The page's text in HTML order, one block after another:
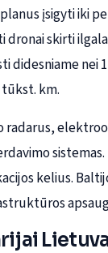
įsigyti iki
skirti
didesniame
km.
radarus,
kelius.